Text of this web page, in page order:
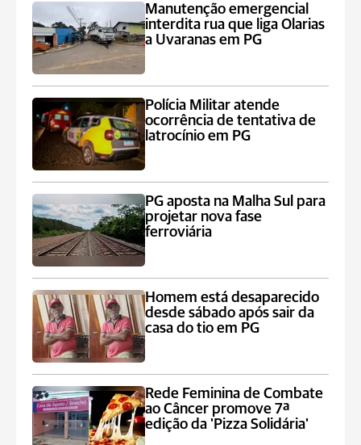
Manutenção emergencial
interdita rua que liga Olarias
a Uvaranas em PG
Polícia Militar atende
ocorrência de tentativa de
latrocínio em PG
PG aposta na Malha Sul para
projetar nova fase
ferroviária
Homem está desaparecido
desde sábado após sair da
casa do tio em PG
Rede Feminina de Combate
ao Câncer promove 7ª
edição da 'Pizza Solidária'